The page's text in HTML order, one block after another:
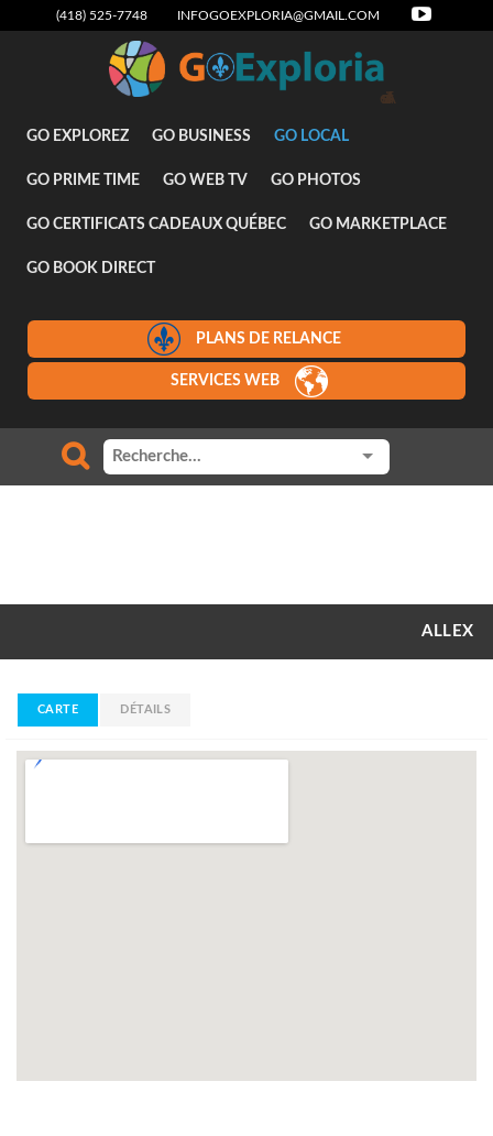
(418) 525-7748 INFOGOEXPLORIA@GMAIL.COM
GO EXPLOREZ GO BUSINESS GO LOCAL
GO PRIME TIME GO WEB TV GO PHOTOS
GO CERTIFICATS CADEAUX QUÉBEC GO MARKETPLACE
GO BOOK DIRECT
PLANS DE RELANCE
SERVICES WEB
ALLEX
CARTE DÉTAILS